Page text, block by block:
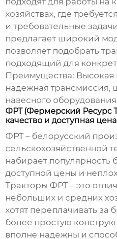
хозяйствах, где
и требовательные
предлагает широкий
позволяет подобрать
подходящий для
Преимущества: Высокая
надежная трансмиссия,
навесного
ФРТ (Фермерский Ресурс
качество и доступная цена
ФРТ – белорусский
сельскохозяйственной
набирает популярность
доступной цены и
Тракторы ФРТ – это
небольших и средних
хотят переплачивать за
более простую
вполне надежны и